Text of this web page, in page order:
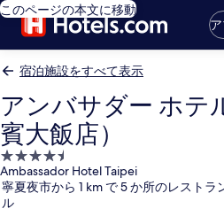
このページの本文に移動
宿泊施設をすべて表示
アンバサダー ホテ
賓大飯店）
4.5
つ
星
Ambassador Hotel Taipei
寧夏夜市から 1 km で 5 か所のレスト
ル